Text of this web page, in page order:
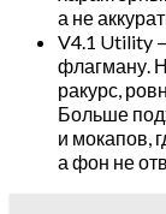
а не
V4.1 Utility
флагману.
ракурс,
Больше
и мокапов,
а фон не